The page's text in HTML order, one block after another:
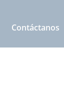
Contáctanos